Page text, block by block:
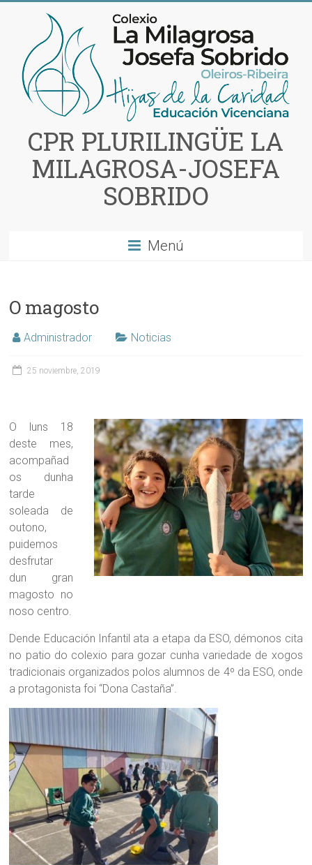
contenido
CPR PLURILINGÜE LA
MILAGROSA-JOSEFA
SOBRIDO
Menú
O magosto
Administrador Noticias
25 noviembre, 2019
O luns 18
deste mes,
acompañad
os dunha
tarde
soleada de
outono,
puidemos
desfrutar
dun gran
magosto no
noso centro.
Dende Educación Infantil ata a etapa da ESO, démonos cita
no patio do colexio para gozar cunha variedade de xogos
tradicionais organizados polos alumnos de 4º da ESO, onde
a protagonista foi “Dona Castaña”.